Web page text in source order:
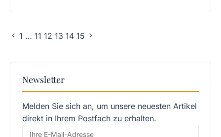
1 … 11 12 13 14 15
Newsletter
Melden Sie sich an, um unsere neuesten Artikel
direkt in Ihrem Postfach zu erhalten.